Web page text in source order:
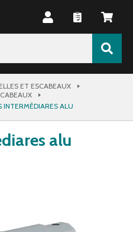
ET ESCABEAUX
INTERMÉDIARES ALU
alu